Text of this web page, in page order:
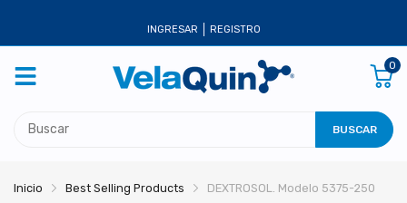
INGRESAR REGISTRO
0
BUSCAR
Inicio Best Selling Products DEXTROSOL. Modelo 5375-250